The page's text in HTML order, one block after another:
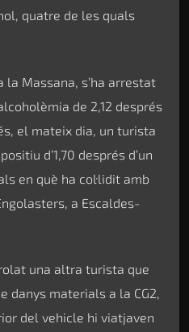
quatre de les quals
la Massana, s’ha arrestat
de 2,12 després
el mateix dia, un turista
d’1,70 després d’un
en què ha col·lidit amb
a Escaldes-
una altra turista que
danys materials a la CG2,
del vehicle hi viatjaven